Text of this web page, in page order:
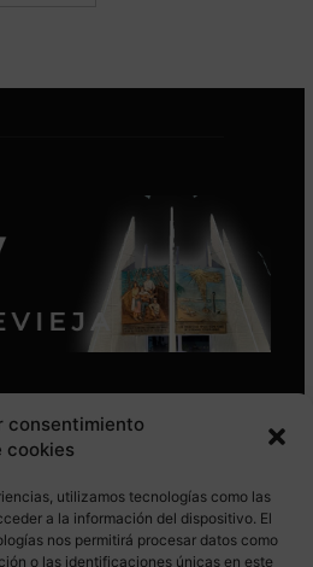
consentimiento
cookies
utilizamos tecnologías como las
a la información del dispositivo. El
nos permitirá procesar datos como
o las identificaciones únicas en este
REDES SOCIALES